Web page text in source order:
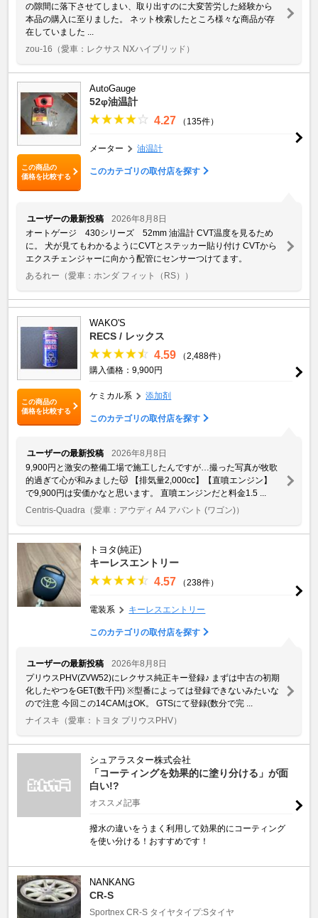
の隙間に落下させてしまい、取り出すのに大変苦労した経験から
本品の購入に至りました。 ネット検索したところ様々な商品が存
在していました ...
zou-16 （愛車：レクサス NXハイブリッド）
この商品の
価格を比較する
AutoGauge
52φ油温計
4.27 （135件）
メーター 油温計
このカテゴリの取付店を探す
ユーザーの最新投稿
2026年8月8日
オートゲージ 430シリーズ 52mm 油温計 CVT温度を見るため
に。 犬が見てもわかるようにCVTとステッカー貼り付け CVTから
エクスチェンジャーに向かう配管にセンサーつけてます。
あるれー （愛車：ホンダ フィット（RS））
この商品の
価格を比較する
WAKO'S
RECS / レックス
4.59
（2,488件）
購入価格：9,900円
ケミカル系 添加剤
このカテゴリの取付店を探す
ユーザーの最新投稿
2026年8月8日
9,900円と激安の整備工場で施工したんですが…撮った写真が牧歌
的過ぎて心が和みました😽 【排気量2,000cc】【直噴エンジン】
で9,900円は安価かなと思います。 直噴エンジンだと料金1.5 ...
Centris-Quadra （愛車：アウディ A4 アバント (ワゴン)）
トヨタ(純正)
キーレスエントリー
4.57 （238件）
電装系 キーレスエントリー
このカテゴリの取付店を探す
ユーザーの最新投稿
2026年8月8日
プリウスPHV(ZVW52)にレクサス純正キー登録♪ まずは中古の初期
化したやつをGET(数千円) ※型番によっては登録できないみたいな
ので注意 今回この14CAMはOK。 GTSにて登録(数分で完 ...
ナイスキ （愛車：トヨタ プリウスPHV）
シュアラスター株式会社
「コーティングを効果的に塗り分ける」が面
白い!?
オススメ記事
撥水の違いをうまく利用して効果的にコーティング
を使い分ける！おすすめです！
NANKANG
CR-S
Sportnex CR-S タイヤタイプ:Sタイヤ